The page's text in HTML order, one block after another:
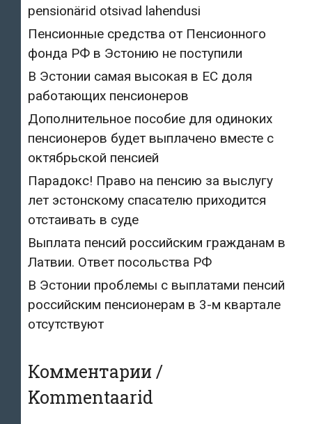
pensionärid otsivad lahendusi
Пенсионные средства от Пенсионного
фонда РФ в Эстонию не поступили
В Эстонии самая высокая в ЕС доля
работающих пенсионеров
Дополнительное пособие для одиноких
пенсионеров будет выплачено вместе с
октябрьской пенсией
Парадокс! Право на пенсию за выслугу
лет эстонскому спасателю приходится
отстаивать в суде
Выплата пенсий российским гражданам в
Латвии. Ответ посольства РФ
В Эстонии проблемы с выплатами пенсий
российским пенсионерам в 3-м квартале
отсутствуют
Комментарии /
Kommentaarid